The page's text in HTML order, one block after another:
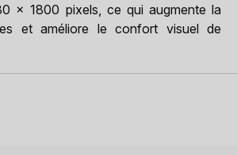
x 1800 pixels, ce qui augmente la
et améliore le confort visuel de